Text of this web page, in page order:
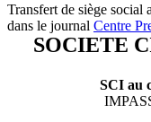
Transfert de siège social
dans le journal Centre
SOCIETE
SCI au